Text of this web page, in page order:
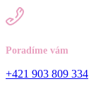
Poradíme vám
+421 903 809 334